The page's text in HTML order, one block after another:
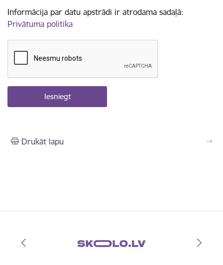
Informācija par datu apstrādi ir atrodama sadaļā:
Privātuma politika
Drukāt lapu